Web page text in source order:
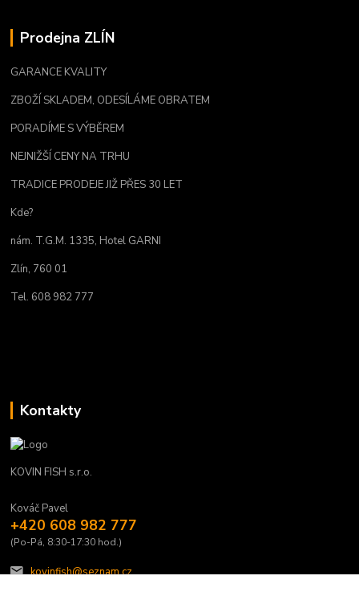
Prodejna ZLÍN
GARANCE KVALITY
ZBOŽÍ SKLADEM, ODESÍLÁME OBRATEM
PORADÍME S VÝBĚREM
NEJNIŽŠÍ CENY NA TRHU
TRADICE PRODEJE JIŽ PŘES 30 LET
Kde?
nám. T.G.M. 1335, Hotel GARNI
Zlín, 760 01
Tel. 608 982 777
Kontakty
KOVIN FISH s.r.o.
Kováč Pavel
+420 608 982 777
(Po-Pá, 8:30-17:30 hod.)
kovinfish@seznam.cz